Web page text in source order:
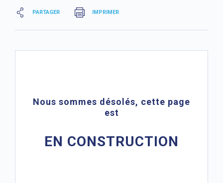
PARTAGER IMPRIMER
Nous sommes désolés, cette page
est
EN CONSTRUCTION